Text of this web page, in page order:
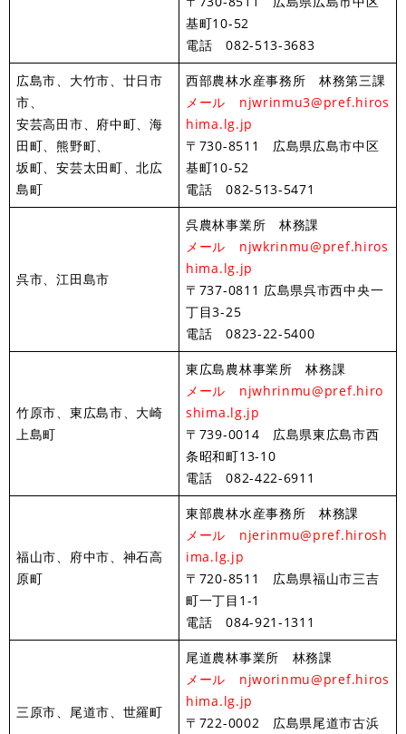
基町10-52
電話 082-513-3683
広島市、大竹市、廿日市
市、
安芸高田市、府中町、海
田町、熊野町、
坂町、安芸太田町、北広
島町
西部農林水産事務所 林務第三課
メール njwrinmu3@pref.hiros
hima.lg.jp
〒730-8511 広島県広島市中区
基町10-52
電話 082-513-5471​
呉市、江田島市
呉農林事業所 林務課
メール njwkrinmu@pref.hiros
hima.lg.jp​
〒737-0811 広島県呉市西中央一
丁目3-25
電話 0823-22-5400
竹原市、東広島市、大崎
上島町
東広島農林事業所 林務課
メール njwhrinmu@pref.hiro
shima.lg.jp
〒739-0014 広島県東広島市西
条昭和町13-10
電話 082-422-6911
福山市、府中市、神石高
原町
東部農林水産事務所 林務課
メール njerinmu@pref.hirosh
ima.lg.jp​
〒720-8511 広島県福山市三吉
町一丁目1-1
電話 084-921-1311
三原市、尾道市、世羅町
尾道農林事業所 林務課
メール njworinmu@pref.hiros
hima.lg.jp​
〒722-0002 広島県尾道市古浜